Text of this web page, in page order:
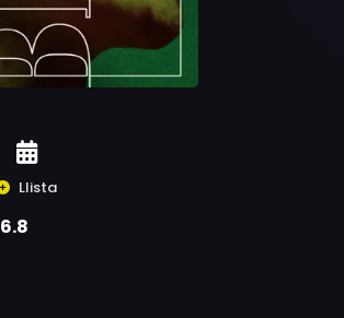
Llista
6.8